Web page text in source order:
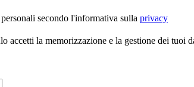
secondo l'informativa sulla privacy
accetti la memorizzazione e la gestione dei tuoi